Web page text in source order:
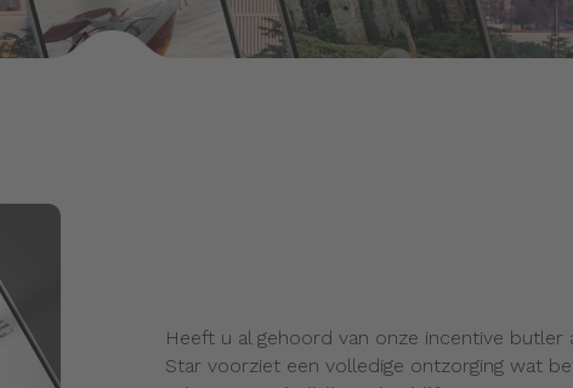
Heeft u al gehoord van onze incentive butler
Star voorziet een volledige ontzorging wat